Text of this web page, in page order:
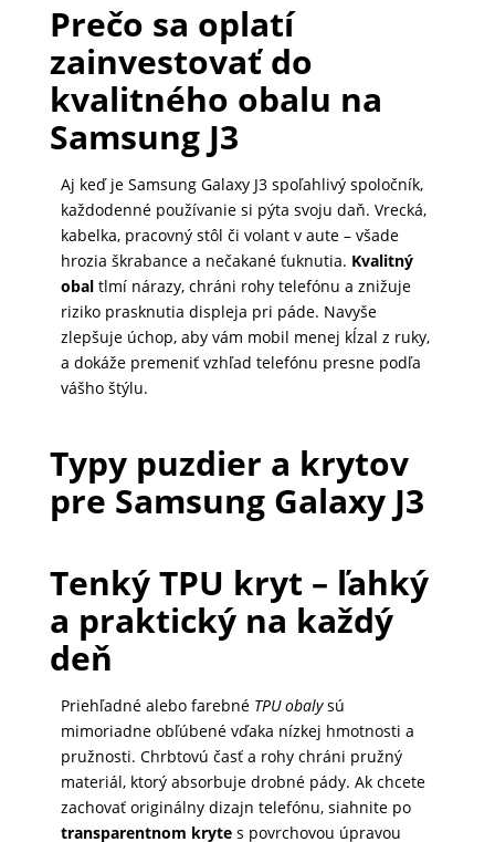
NOTEBOOK
GAMING
AUTOPRÍSLUŠENSTVO
DOMÁCNOSŤ
HODINKY
PRÍSLUŠENSTVO
Prečo sa oplatí
zainvestovať do
kvalitného obalu na
Samsung J3
Aj keď je Samsung Galaxy J3 spoľahlivý spoločník,
každodenné používanie si pýta svoju daň. Vrecká,
kabelka, pracovný stôl či volant v aute – všade
hrozia škrabance a nečakané ťuknutia. Kvalitný
obaltlmí nárazy, chráni rohy telefónu a znižuje
riziko prasknutia displeja pri páde. Navyše
zlepšuje úchop, aby vám mobil menej kĺzal z ruky,
a dokáže premeniť vzhľad telefónu presne podľa
vášho štýlu.
Typy puzdier a krytov
pre Samsung Galaxy J3
Tenký TPU kryt – ľahký
a praktický na každý
deň
Priehľadné alebo farebné TPU obalysú
mimoriadne obľúbené vďaka nízkej hmotnosti a
pružnosti. Chrbtovú časť a rohy chráni pružný
materiál, ktorý absorbuje drobné pády. Ak chcete
zachovať originálny dizajn telefónu, siahnite po
transparentnom krytes povrchovou úpravou